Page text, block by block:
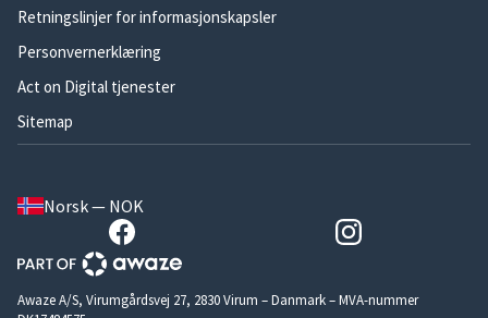
Retningslinjer for informasjonskapsler
Personvernerklæring
Act on Digital tjenester
Sitemap
Norsk — NOK
Awaze A/S, Virumgårdsvej 27, 2830 Virum – Danmark – MVA-nummer